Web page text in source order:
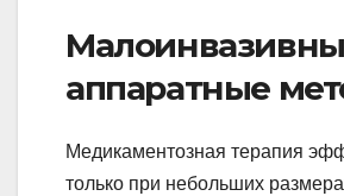
аппаратные
Медикаментозная терапия
только при небольших